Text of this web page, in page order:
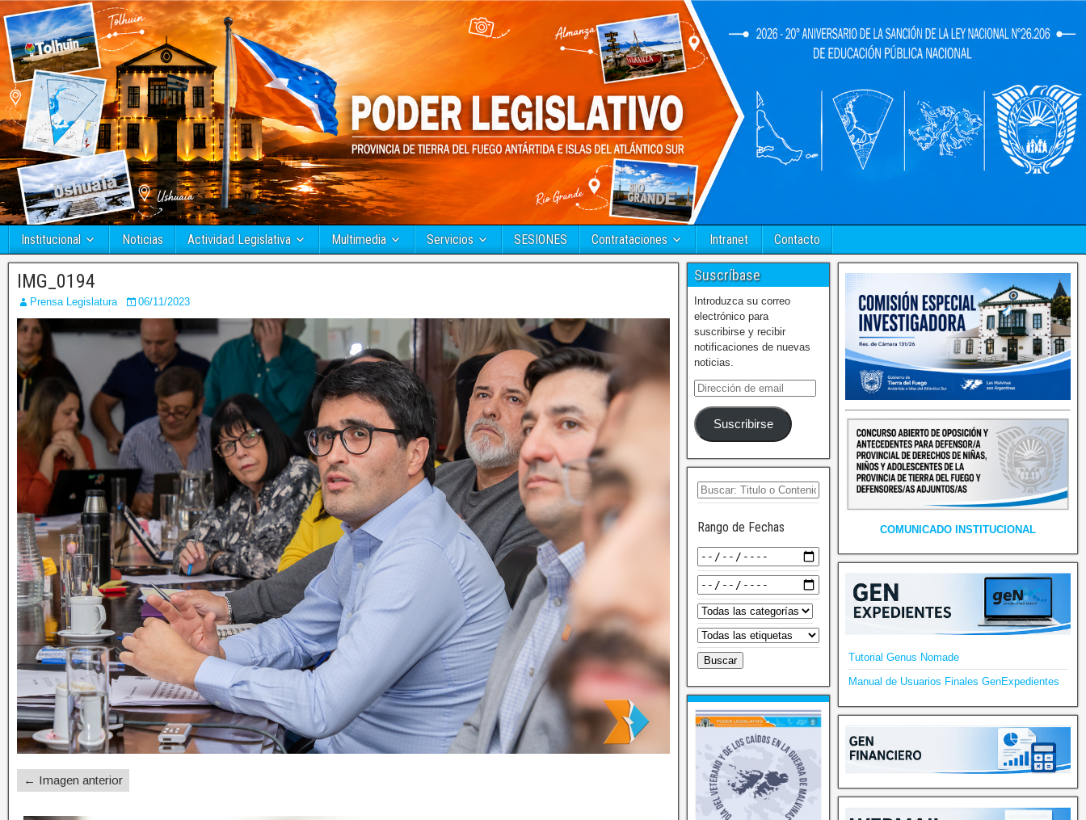
Institucional Noticias Actividad Legislativa Multimedia Servicios SESIONES Contrataciones Intranet Contacto
IMG_0194
Prensa Legislatura 06/11/2023
← Imagen anterior
Suscríbase
Introduzca su correo
electrónico para
suscribirse y recibir
notificaciones de nuevas
noticias.
Suscribirse
Rango de Fechas COMUNICADO INSTITUCIONAL
Tutorial Genus Nomade
Manual de Usuarios Finales GenExpedientes